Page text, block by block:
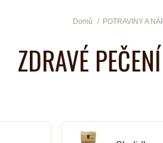
Džemy
Minerály
Přírodní extrakty
Domů POTRAVINY A
ZDRAVÉ